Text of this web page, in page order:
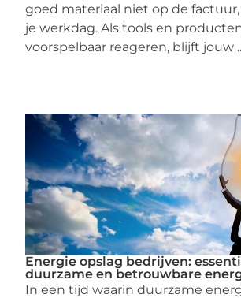
goed materiaal niet op de
je werkdag. Als tools en
voorspelbaar reageren, blijft jouw
Energie opslag bedrijven:
duurzame en betrouwbare
In een tijd waarin duurzame